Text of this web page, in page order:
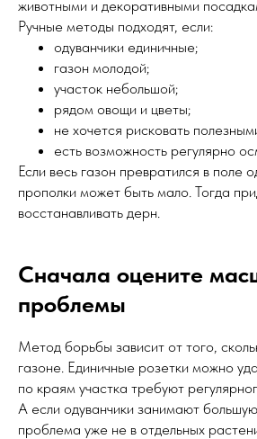
животными и декоративными
Ручные методы подходят, если:
одуванчики единичные;
газон молодой;
участок небольшой;
рядом овощи и цветы;
не хочется рисковать
есть возможность регулярно
Если весь газон превратился в поле
прополки может быть мало. Тогда
восстанавливать дерн.
Сначала оцените
проблемы
Метод борьбы зависит от того,
газоне. Единичные розетки можно
по краям участка требуют
А если одуванчики занимают
проблема уже не в отдельных